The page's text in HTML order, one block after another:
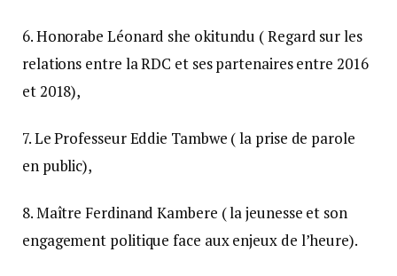
6. Honorabe Léonard she okitundu ( Regard sur les
relations entre la RDC et ses partenaires entre 2016
et 2018),
7. Le Professeur Eddie Tambwe ( la prise de parole
en public),
8. Maître Ferdinand Kambere ( la jeunesse et son
engagement politique face aux enjeux de l’heure).